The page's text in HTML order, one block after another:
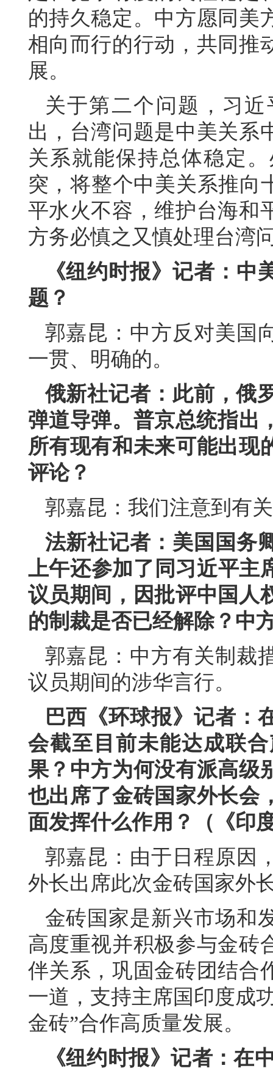
的持久稳定。中方愿同美
相向而行的行动，共同推
展。
关于第二个问题，习
出，台湾问题是中美关系
关系就能保持总体稳定
突，将整个中美关系推向
平水火不容，维护台海和
方务必慎之又慎处理台湾
《纽约时报》记者：
题？
郭嘉昆：中方反对美国
一贯、明确的。
俄新社记者：此前，俄
弹道导弹。普京总统指出
所有现有和未来可能出现
评论？
郭嘉昆：我们注意到有
法新社记者：美国国务
上午还参加了同习近平主
议员期间，因批评中国人
的制裁是否已经解除？中
郭嘉昆：中方有关制裁
议员期间的涉华言行。
巴西《环球报》记者：
会截至目前未能达成联
果？中方为何没有派高级
也出席了金砖国家外长会
面发挥什么作用？（《印
郭嘉昆：由于日程原因
外长出席此次金砖国家外
金砖国家是新兴市场和
高度重视并积极参与金砖
伴关系，巩固金砖团结合
一道，支持主席国印度成
金砖”合作高质量发展。
《纽约时报》记者：在